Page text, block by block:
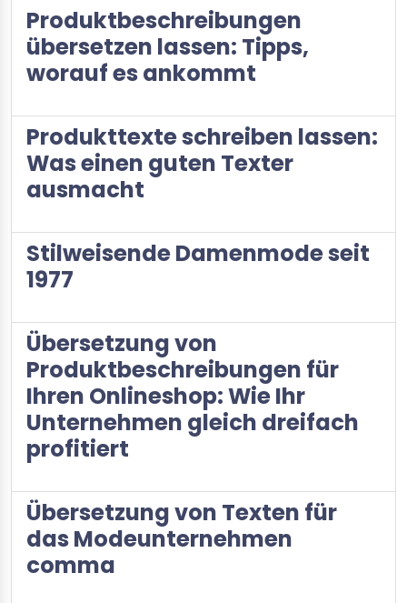
Produktbeschreibungen
übersetzen lassen: Tipps,
worauf es ankommt
Produkttexte schreiben lassen:
Was einen guten Texter
ausmacht
Stilweisende Damenmode seit
1977
Übersetzung von
Produktbeschreibungen für
Ihren Onlineshop: Wie Ihr
Unternehmen gleich dreifach
profitiert
Übersetzung von Texten für
das Modeunternehmen
comma